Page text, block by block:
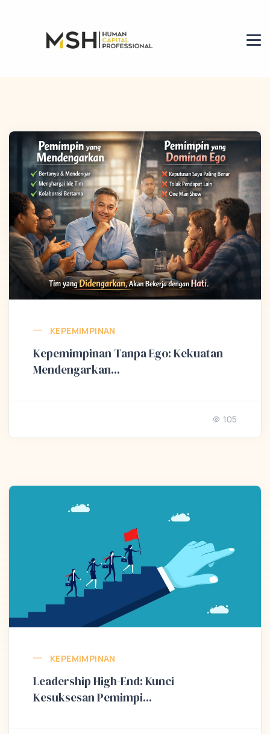
KEPEMIMPINAN
Kepemimpinan Tanpa Ego: Kekuatan
Mendengarkan...
105
KEPEMIMPINAN
Leadership High-End: Kunci
Kesuksesan Pemimpi...